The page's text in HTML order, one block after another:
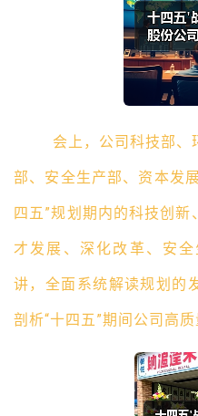
会上，公司科技部
部、安全生产部、资本发
四五”规划期内的科技创
才发展、深化改革、安
讲，全面系统解读规划的
剖析“十四五”期间公司高